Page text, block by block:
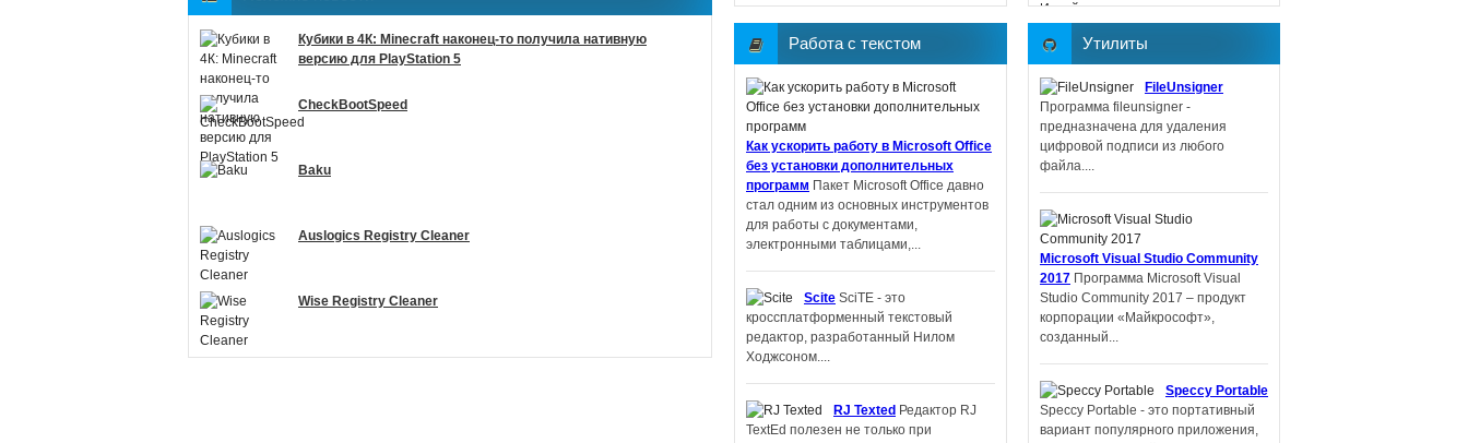
Кубики в 4К: Minecraft наконец-то получила нативную
версию для PlayStation 5
CheckBootSpeed
Baku
Auslogics Registry Cleaner
Wise Registry Cleaner
Работа с текстом
Как ускорить работу в Microsoft Office
без установки дополнительных
программ Пакет Microsoft Office давно
стал одним из основных инструментов
для работы с документами,
электронными таблицами,...
Scite SciTE - это
кроссплатформенный текстовый
редактор, разработанный Нилом
Ходжсоном....
RJ Texted Редактор RJ
TextEd полезен не только при
работает над
StarCraft
созданием шутера в
серии StarCraft. В
этот раз
разработкой руководит Дэн Хэй,
ответственный...
Основным
приоритетом
Guerrilla Games
является
многопользовательская игра
Horizon OnlineВнутренняя студия
Утилиты
FileUnsigner
Программа fileunsigner -
предназначена для удаления
цифровой подписи из любого
файла....
Microsoft Visual Studio Community
2017 Программа Microsoft Visual
Studio Community 2017 – продукт
корпорации «Майкрософт»,
созданный...
Speccy Portable
Speccy Portable - это портативный
вариант популярного приложения,